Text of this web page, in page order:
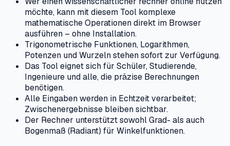
möchte, kann mit diesem Tool komplexe
mathematische Operationen direkt im Browser
ausführen – ohne Installation.
Trigonometrische Funktionen, Logarithmen,
Potenzen und Wurzeln stehen sofort zur Verfügung.
Das Tool eignet sich für Schüler, Studierende,
Ingenieure und alle, die präzise Berechnungen
benötigen.
Alle Eingaben werden in Echtzeit verarbeitet;
Zwischenergebnisse bleiben sichtbar.
Der Rechner unterstützt sowohl Grad- als auch
Bogenmaß (Radiant) für Winkelfunktionen.